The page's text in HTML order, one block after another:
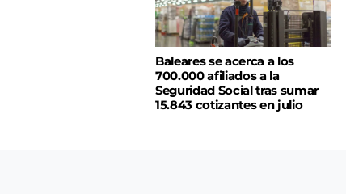
Baleares se acerca a los
700.000 afiliados a la
Seguridad Social tras sumar
15.843 cotizantes en julio